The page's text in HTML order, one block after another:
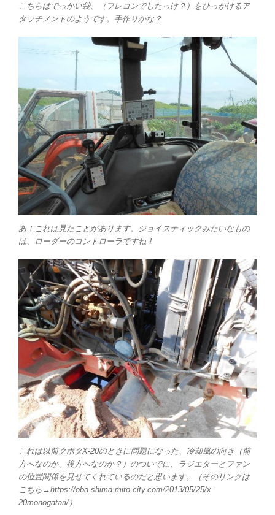
こちらはでっかい袋、（フレコンでしたっけ？）をひっかけるア
タッチメントのようです。手作りかな？
あ！これは見たことがあります。ジョイスティックみたいなもの
は、ローダーのコントローラですね！
これは以前クボタX-20のときに問題になった、冷却風の向き（前
方へなのか、後方へなのか？）のついでに、ラジエターとファン
の位置関係を見せてくれているのだと思います。（そのリンクは
こちら→https://oba-shima.mito-city.com/2013/05/25/x-
20monogatari/）